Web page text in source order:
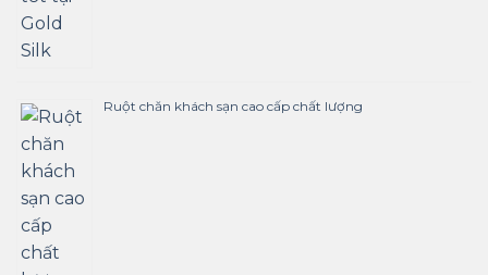
Ruột chăn khách sạn cao cấp chất lượng